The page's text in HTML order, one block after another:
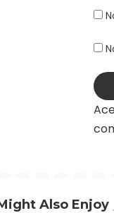
Also Enjoy